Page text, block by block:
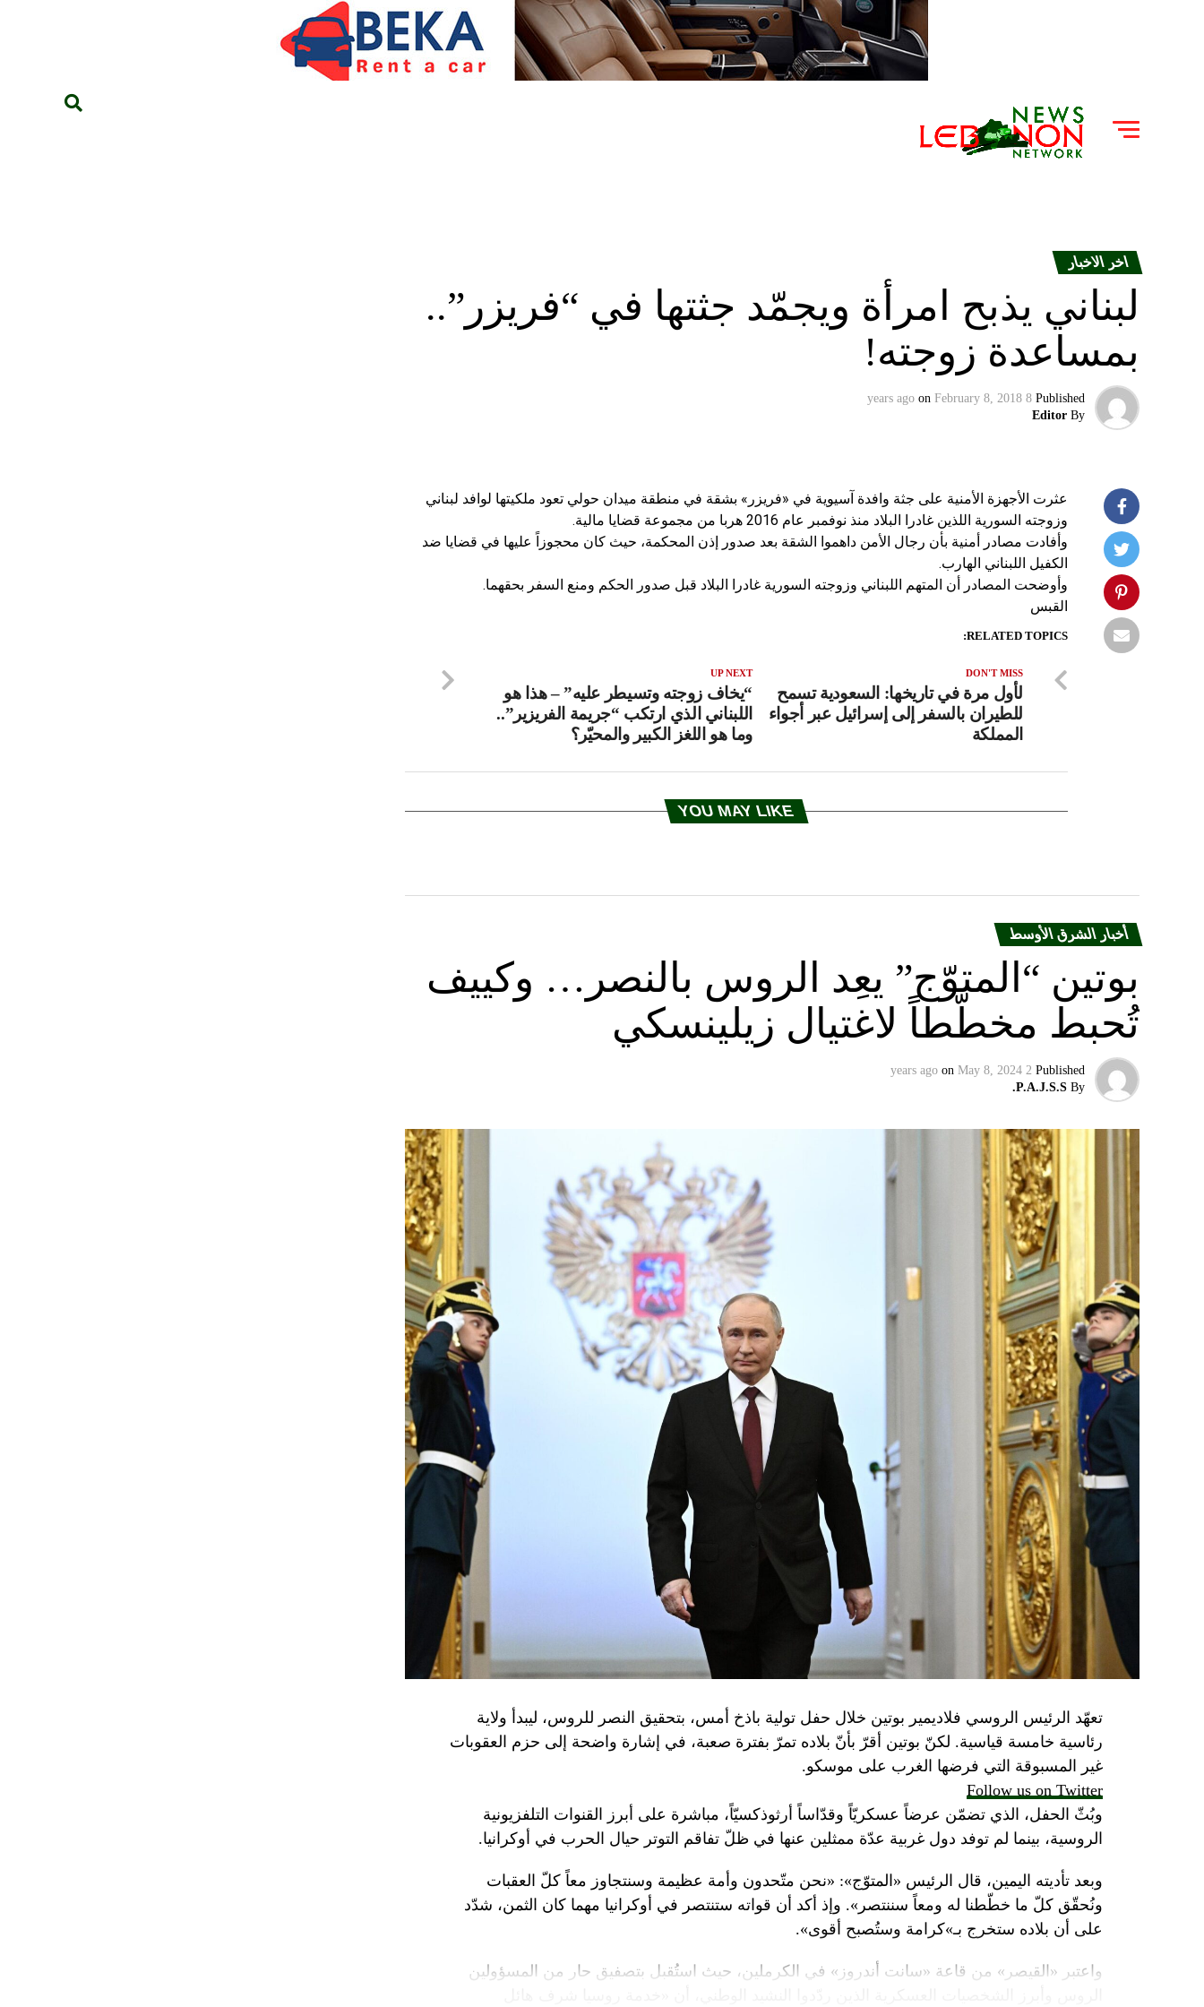
اخر الاخبار
لبناني يذبح امرأة ويجمّد جثتها في “فريزر”..
بمساعدة زوجته!
Published
8 years ago
on February 8, 2018
By
Editor
عثرت الأجهزة الأمنية على جثة وافدة آسيوية في «فريزر» بشقة في منطقة ميدان حولي تعود ملكيتها لوافد لبناني
وزوجته السورية اللذين غادرا البلاد منذ نوفمبر عام 2016 هربا من مجموعة قضايا مالية.
وأفادت مصادر أمنية بأن رجال الأمن داهموا الشقة بعد صدور إذن المحكمة، حيث كان محجوزاً عليها في قضايا ضد
الكفيل اللبناني الهارب.
وأوضحت المصادر أن المتهم اللبناني وزوجته السورية غادرا البلاد قبل صدور الحكم ومنع السفر بحقهما.
القبس
RELATED TOPICS:
UP NEXT
“يخاف زوجته وتسيطر عليه” – هذا هو
اللبناني الذي ارتكب “جريمة الفريزير”..
وما هو اللغز الكبير والمحيّر؟
DON'T MISS
لأول مرة في تاريخها: السعودية تسمح
للطيران بالسفر إلى إسرائيل عبر أجواء
المملكة
YOU MAY LIKE
أخبار الشرق الأوسط
بوتين “المتوّج” يعِد الروس بالنصر… وكييف
تُحبط مخطّطاً لاغتيال زيلينسكي
Published
2 years ago
on May 8, 2024
By
P.A.J.S.S.
تعهّد الرئيس الروسي فلاديمير بوتين خلال حفل تولية باذخ أمس، بتحقيق النصر للروس، ليبدأ ولاية
رئاسية خامسة قياسية. لكنّ بوتين أقرّ بأنّ بلاده تمرّ بفترة صعبة، في إشارة واضحة إلى حزم العقوبات
غير المسبوقة التي فرضها الغرب على موسكو.
Follow us on Twitter
وبُثّ الحفل، الذي تضمّن عرضاً عسكريّاً وقدّاساً أرثوذكسيّاً، مباشرة على أبرز القنوات التلفزيونية
الروسية، بينما لم توفد دول غربية عدّة ممثلين عنها في ظلّ تفاقم التوتر حيال الحرب في أوكرانيا.
وبعد تأديته اليمين، قال الرئيس «المتوّج»: «نحن متّحدون وأمة عظيمة وسنتجاوز معاً كلّ العقبات
ونُحقّق كلّ ما خطّطنا له ومعاً سننتصر». وإذ أكد أن قواته ستنتصر في أوكرانيا مهما كان الثمن، شدّد
على أن بلاده ستخرج بـ»كرامة وستُصبح أقوى».
واعتبر «القيصر» من قاعة «سانت أندروز» في الكرملين، حيث استُقبل بتصفيق حار من المسؤولين